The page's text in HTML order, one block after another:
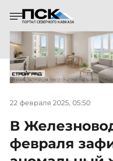
22 февраля 2025, 05:50
В
февраля